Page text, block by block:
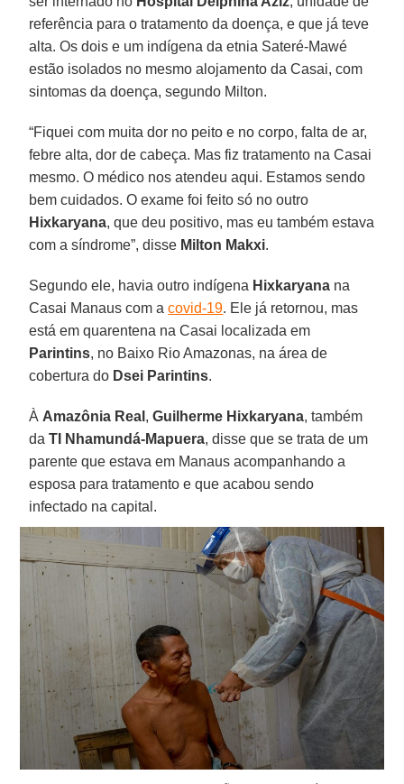
referência para o tratamento da doença, e que já teve
alta. Os dois e um indígena da etnia Sateré-Mawé
estão isolados no mesmo alojamento da Casai, com
sintomas da doença, segundo Milton.
“Fiquei com muita dor no peito e no corpo, falta de ar,
febre alta, dor de cabeça. Mas fiz tratamento na Casai
mesmo. O médico nos atendeu aqui. Estamos sendo
bem cuidados. O exame foi feito só no outro
Hixkaryana, que deu positivo, mas eu também estava
com a síndrome”, disse Milton Makxi.
Segundo ele, havia outro indígena Hixkaryana na
Casai Manaus com acovid-19. Ele já retornou, mas
está em quarentena na Casai localizada em
Parintins, no Baixo Rio Amazonas, na área de
cobertura do Dsei Parintins.
À Amazônia Real ,Guilherme Hixkaryana, também
daTI Nhamundá-Mapuera, disse que se trata de um
parente que estava em Manaus acompanhando a
esposa para tratamento e que acabou sendo
infectado na capital.